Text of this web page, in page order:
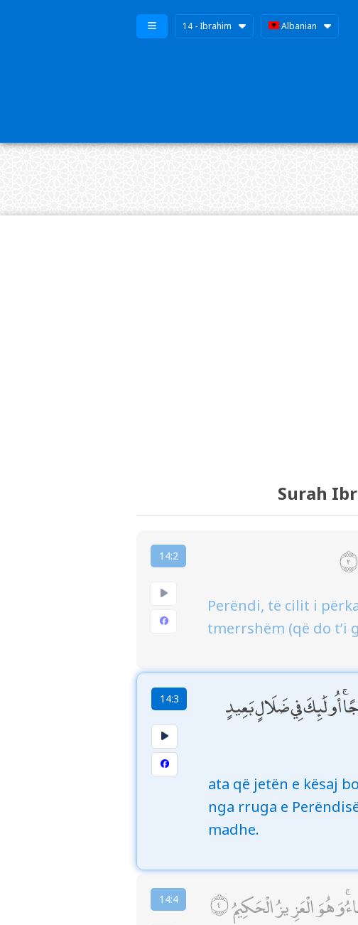
14 - Ibrahim Albanian
Surah
14:2
Perëndi, të cilit i
tmerrshëm (që do t’i
14:3 أُولَٰئِكَ فِي ضَلَالٍ بَعِيدٍ
ata që jetën e kësaj
nga rruga e
madhe.
14:4 وَهُوَ الْعَزِيزُ الْحَكِيمُ